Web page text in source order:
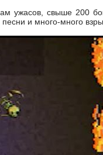
ужасов, свыше 200
и много-много